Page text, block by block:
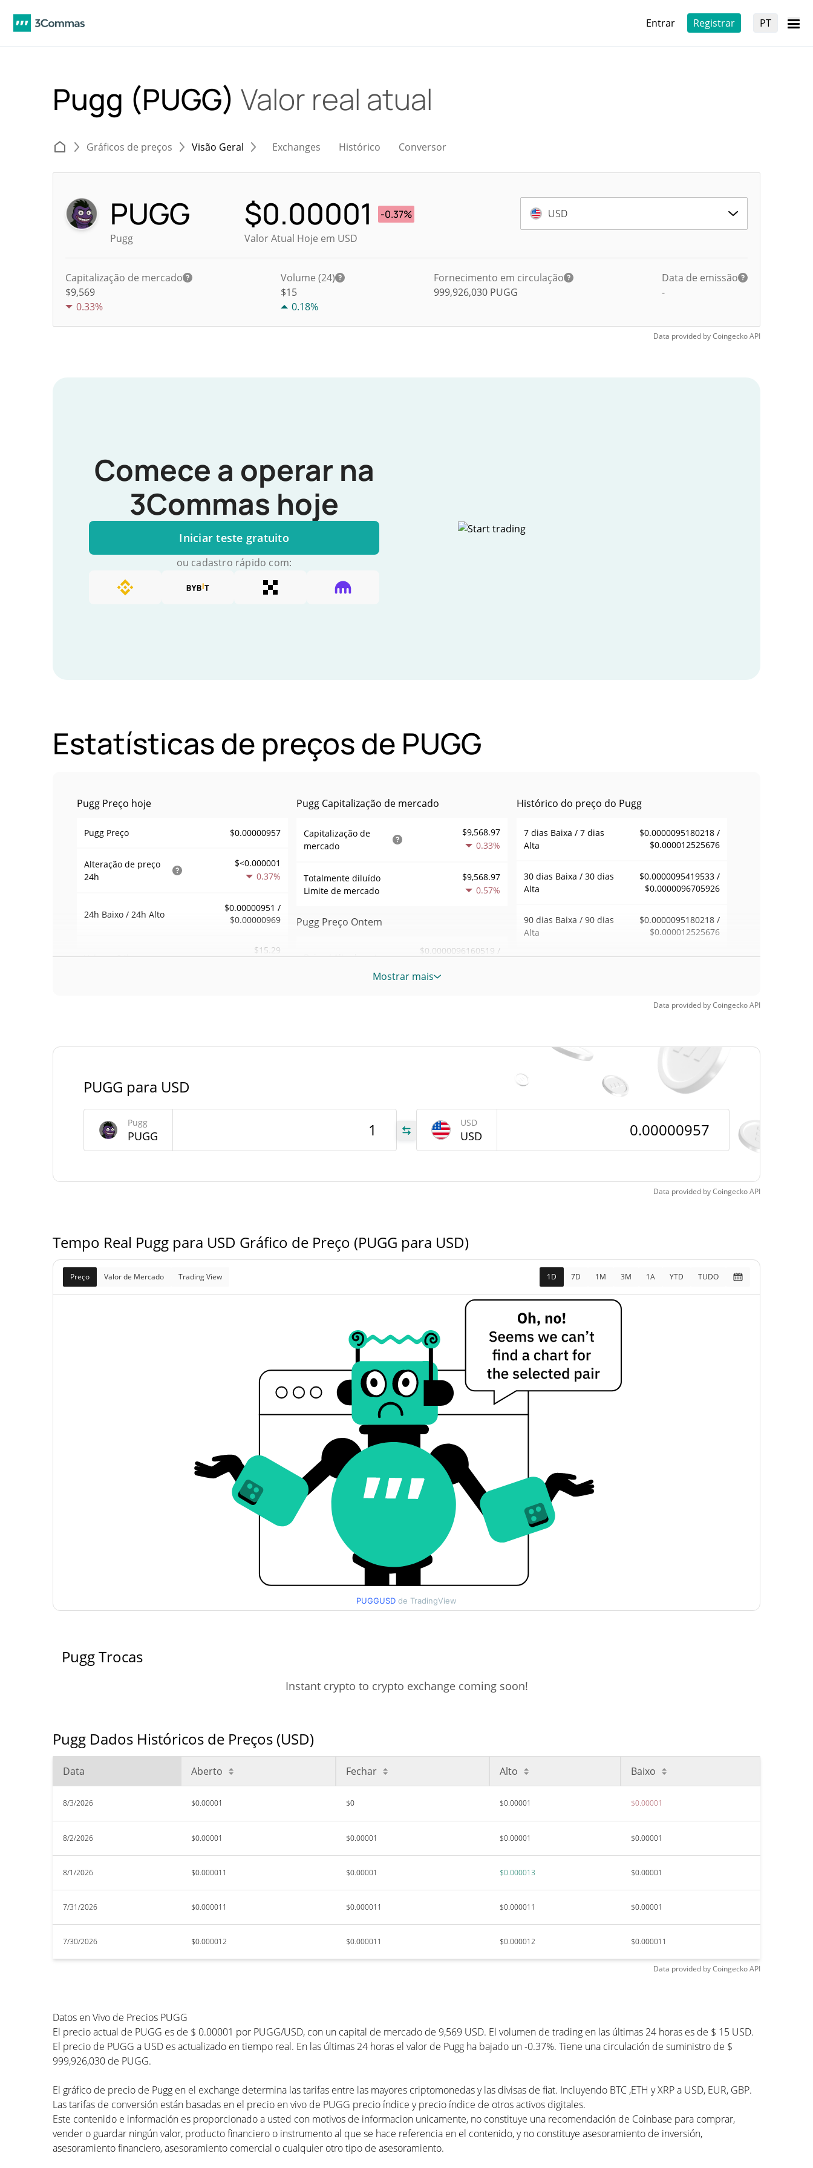
Entrar Registrar PT
Pugg (PUGG) Valor real atual
Gráficos de preços Visão Geral Exchanges Histórico Conversor
PUGG
Pugg
$0.00001
-0.37%
Valor Atual Hoje em USD
USD
Capitalização de mercado
$9,569
0.33%
Volume (24)
$15
0.18%
Fornecimento em circulação
999,926,030 PUGG
Data de emissão
-
Data provided byCoingeckoAPI
Comece a operar na
3Commas hoje
Iniciar teste gratuito
ou cadastro rápido com:
Estatísticas de preços de PUGG
Pugg Preço hoje
Pugg Preço $0.00000957
Alteração de preço
24h
$<0.000001
0.37%
24h Baixo / 24h Alto
$0.00000951 /
$0.00000969
Volume24h
$15.29
Fornecimento de Pugg
Fornecimento em
circulação
Pugg Capitalização de mercado
Capitalização de
mercado
$9,568.97
0.33%
Totalmente diluído
Limite de mercado
$9,568.97
0.57%
Pugg Preço Ontem
Baixa / Alta de ontem
$0.0000096160519 /
Histórico do preço do Pugg
7 dias Baixa / 7 dias
Alta
$0.0000095180218 /
$0.000012525676
30 dias Baixa / 30 dias
Alta
$0.0000095419533 /
$0.0000096705926
90 dias Baixa / 90 dias
Alta
$0.0000095180218 /
$0.000012525676
Baixa de todos os
tempos
Aug 3, 2026 (2 dias atrás)
$0.00000948
0.88%
Mostrar mais
Data provided byCoingeckoAPI
PUGG para USD
Pugg
PUGG
USD
USD
Data provided byCoingeckoAPI
Tempo Real Pugg para USD Gráfico de Preço (PUGG para USD)
Preço Valor de Mercado Trading View 1D 7D 1M 3M 1A YTD TUDO
PUGGUSD de TradingView
Pugg Trocas
Instant crypto to crypto exchange coming soon!
Pugg Dados Históricos de Preços (USD)
Data Aberto Fechar Alto Baixo
8/3/2026 $0.00001 $0 $0.00001 $0.00001
8/2/2026 $0.00001 $0.00001 $0.00001 $0.00001
8/1/2026 $0.000011 $0.00001 $0.000013 $0.00001
7/31/2026 $0.000011 $0.000011 $0.000011 $0.00001
7/30/2026 $0.000012 $0.000011 $0.000012 $0.000011
Data provided byCoingeckoAPI
Datos en Vivo de Precios PUGG
El precio actual de PUGG es de $ 0.00001 por PUGG/USD, con un capital de mercado de 9,569 USD. El volumen de trading en las últimas 24 horas es de $ 15 USD.
El precio de PUGG a USD es actualizado en tiempo real. En las últimas 24 horas el valor de Pugg ha bajado un -0.37%. Tiene una circulación de suministro de $
999,926,030 de PUGG.
El gráfico de precio de Pugg en el exchange determina las tarifas entre las mayores criptomonedas y las divisas de fiat. Incluyendo BTC ,ETH y XRP a USD, EUR, GBP.
Las tarifas de conversión están basadas en el precio en vivo de PUGG precio índice y precio índice de otros activos digitales.
Este contenido e información es proporcionado a usted con motivos de informacion unicamente, no constituye una recomendación de Coinbase para comprar,
vender o guardar ningún valor, producto financiero o instrumento al que se hace referencia en el contenido, y no constituye asesoramiento de inversión,
asesoramiento financiero, asesoramiento comercial o cualquier otro tipo de asesoramiento.